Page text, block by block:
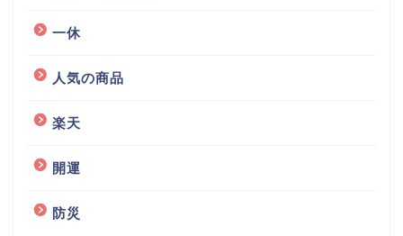
一休
人気の商品
楽天
開運
防災